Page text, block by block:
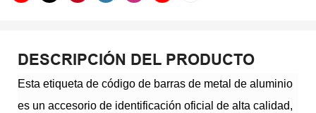
DESCRIPCIÓN DEL PRODUCTO
Esta etiqueta de código de barras de metal de aluminio
es un accesorio de identificación oficial de alta calidad,